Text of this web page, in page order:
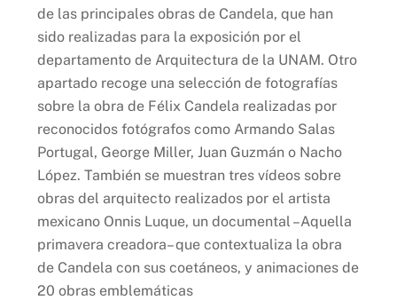
de las principales obras de Candela, que han
sido realizadas para la exposición por el
departamento de Arquitectura de la UNAM. Otro
apartado recoge una selección de fotografías
sobre la obra de Félix Candela realizadas por
reconocidos fotógrafos como Armando Salas
Portugal, George Miller, Juan Guzmán o Nacho
López. También se muestran tres vídeos sobre
obras del arquitecto realizados por el artista
mexicano Onnis Luque, un documental –Aquella
primavera creadora– que contextualiza la obra
de Candela con sus coetáneos, y animaciones de
20 obras emblemáticas